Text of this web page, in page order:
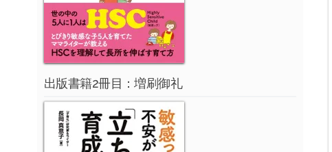
出版書籍2冊目：増刷御礼